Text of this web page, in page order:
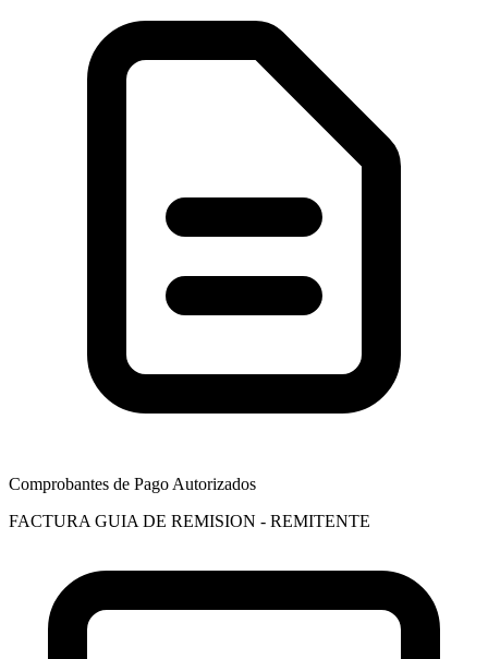
Comprobantes de Pago Autorizados
FACTURA GUIA DE REMISION - REMITENTE